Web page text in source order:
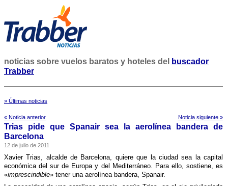
noticias sobre vuelos baratos y hoteles del
buscador
Trabber
» Últimas noticias
« Noticia anterior Noticia siguiente »
Trias pide que Spanair sea la aerolí­nea bandera de
Barcelona
12 de julio de 2011
Xavier Trias, alcalde de Barcelona, quiere que la ciudad sea la capital
económica del sur de Europa y del Mediterráneo. Para ello, sostiene, es
«imprescindible» tener una aerolí­nea bandera, Spanair.